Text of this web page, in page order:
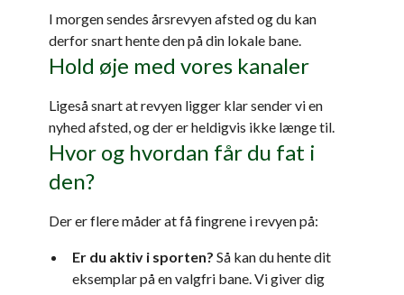
I morgen sendes årsrevyen afsted og du kan
derfor snart hente den på din lokale bane.
Hold øje med vores kanaler
Ligeså snart at revyen ligger klar sender vi en
nyhed afsted, og der er heldigvis ikke længe til.
Hvor og hvordan får du fat i
den?
Der er flere måder at få fingrene i revyen på:
Er du aktiv i sporten? Så kan du hente dit
eksemplar på en valgfri bane. Vi giver dig